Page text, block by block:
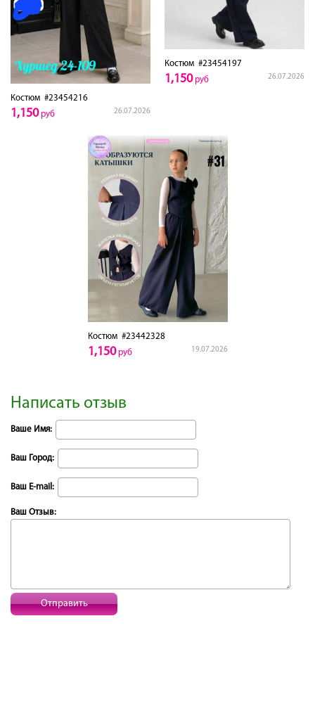
Костюм #23454216
26.07.2026
1,150руб
Костюм #23454197
26.07.2026
1,150руб
Костюм#23442328
19.07.2026
1,150руб
Написать отзыв
Ваше Имя:
Ваш Город:
Ваш E-mail:
Ваш Отзыв:
Отправить